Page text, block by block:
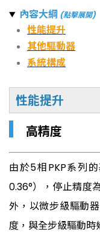
內容大綱 (點擊展開)
性能提升
其他驅動器
系統構成
性能提升
高精度
由於5相PKP系列
0.36°），停止精度
外，以微步級驅動
度，與全步級驅動時